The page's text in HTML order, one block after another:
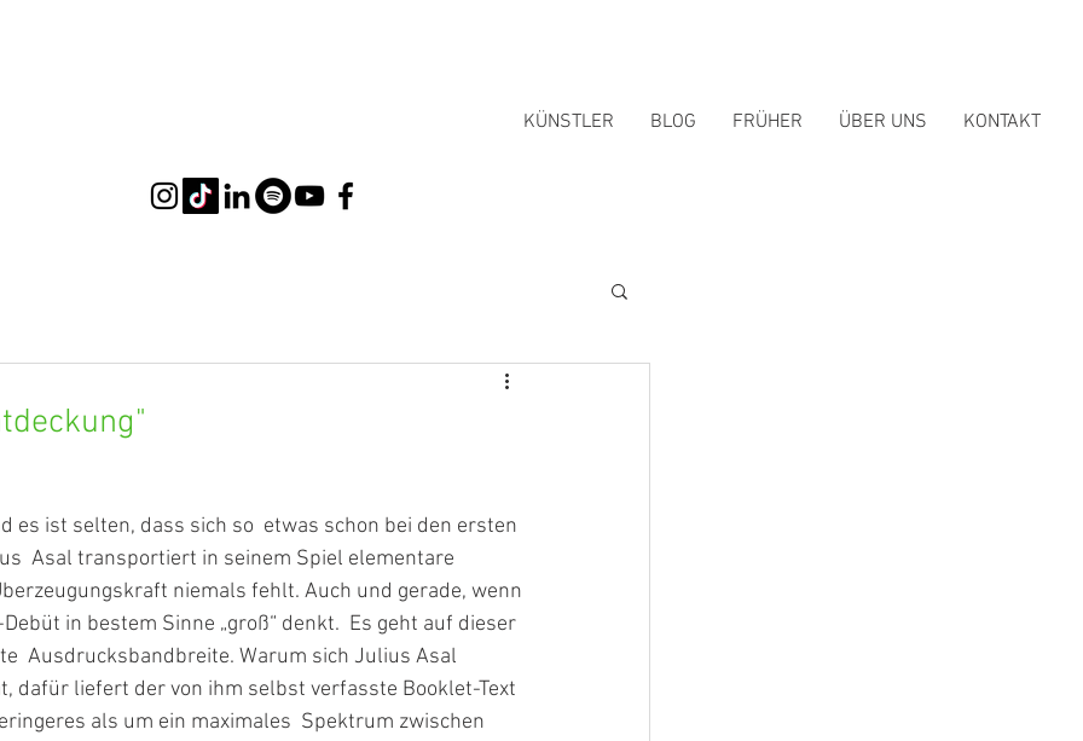
KÜNSTLER BLOG FRÜHER ÜBER UNS KONTAKT
es ist selten, dass sich so  etwas schon bei den ersten
Asal transportiert in seinem Spiel elementare
niemals fehlt. Auch und gerade, wenn
in bestem Sinne „groß“ denkt.  Es geht auf dieser
Ausdrucksbandbreite. Warum sich Julius Asal
dafür liefert der von ihm selbst verfasste Booklet-Text
als um ein maximales  Spektrum zwischen